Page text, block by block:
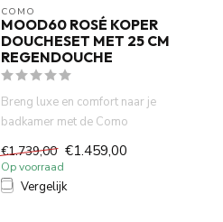
COMO
MOOD60 ROSÉ KOPER
DOUCHESET MET 25 CM
REGENDOUCHE
Breng luxe en comfort naar je
badkamer met de Como
Mood60 rosé koper doucheset.
...
€1.739,00 €1.459,00
Op voorraad
Vergelijk